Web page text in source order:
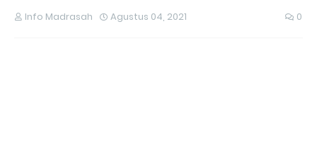
Info Madrasah Agustus 04, 2021 0